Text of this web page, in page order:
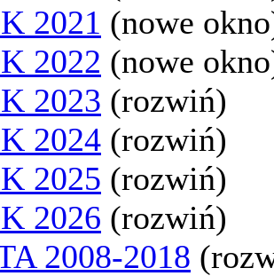
2021 (nowe
2022 (nowe
2023 (rozwiń)
2024 (rozwiń)
2025 (rozwiń)
2026 (rozwiń)
2008-2018